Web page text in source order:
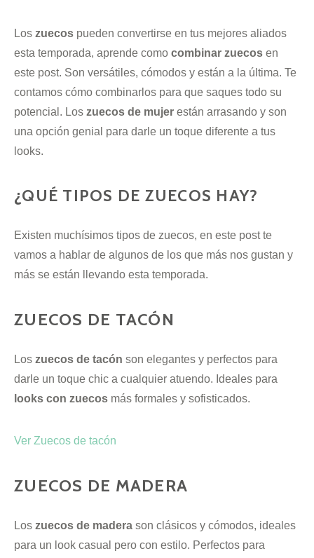
Los zuecos pueden convertirse en tus mejores aliados
esta temporada, aprende como combinar zuecos en
este post. Son versátiles, cómodos y están a la última. Te
contamos cómo combinarlos para que saques todo su
potencial. Los zuecos de mujer están arrasando y son
una opción genial para darle un toque diferente a tus
looks.
¿QUÉ TIPOS DE ZUECOS HAY?
Existen muchísimos tipos de zuecos, en este post te
vamos a hablar de algunos de los que más nos gustan y
más se están llevando esta temporada.
ZUECOS DE TACÓN
Los zuecos de tacón son elegantes y perfectos para
darle un toque chic a cualquier atuendo. Ideales para
looks con zuecos más formales y sofisticados.
Ver Zuecos de tacón
ZUECOS DE MADERA
Los zuecos de madera son clásicos y cómodos, ideales
para un look casual pero con estilo. Perfectos para